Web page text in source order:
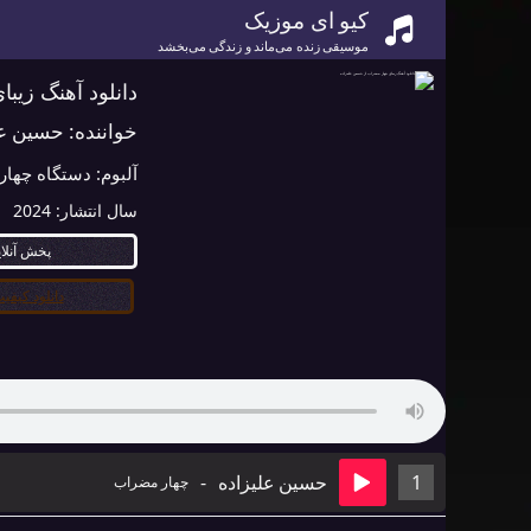
کیو ای موزیک
موسیقی زنده می‌ماند و زندگی می‌بخشد
دانلود آهنگ
خواننده: حسین
آلبوم: دستگاه
سال انتشار: 2024
پخش
دانلود کیفیت
1 حسین علیزاده - چهار مضراب